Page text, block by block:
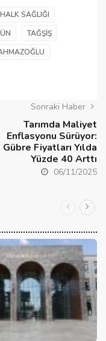
HALK SAĞLIĞI
TAĞŞIŞ
Sonraki Haber
Tarımda Maliyet
Enflasyonu Sürüyor:
Gübre Fiyatları Yılda
Yüzde 40 Arttı
06/11/2025